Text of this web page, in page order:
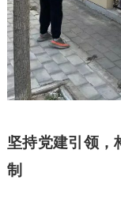
坚持党建引领，
制